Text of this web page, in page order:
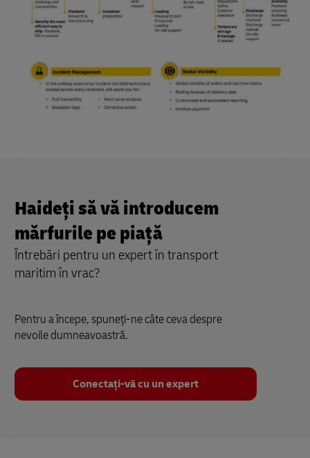
Haideți să vă introducem
mărfurile pe piață
Întrebări pentru un expert în transport
maritim în vrac?
Pentru a începe, spuneți-ne câte ceva despre
nevoile dumneavoastră.
Conectați-vă cu un expert